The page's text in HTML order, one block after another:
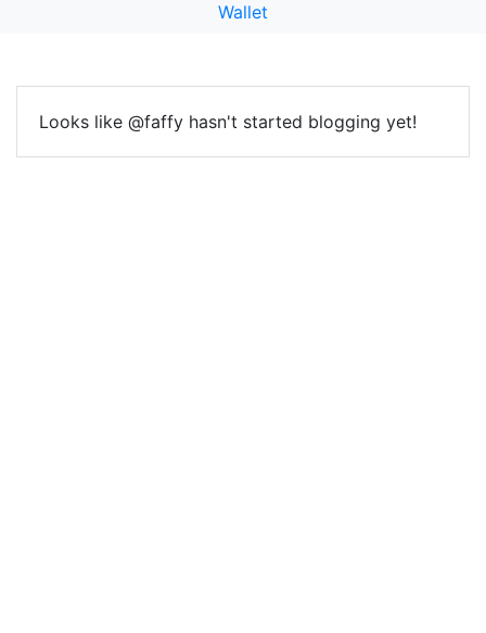
Wallet
Looks like @faffy hasn't started blogging yet!